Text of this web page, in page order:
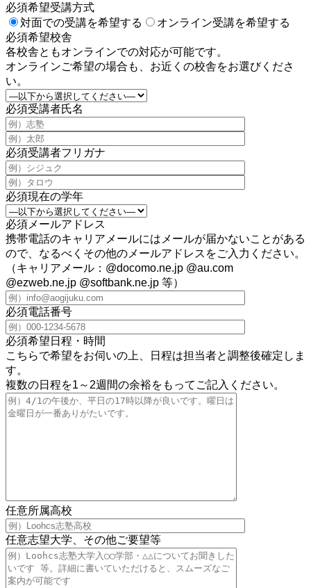
必須希望受講方式
対面での受講を希望する
オンライン受講を希望する
必須希望校舎
各校舎ともオンラインでの対応が可能です。
オンラインご希望の場合も、お近くの校舎をお選びくださ
い。
必須受講者氏名
必須受講者フリガナ
必須現在の学年
必須 メールアドレス
携帯電話のキャリアメールにはメールが届かないことがある
ので、なるべくその他のメールアドレスをご入力ください。
（キャリアメール：@docomo.ne.jp @au.com
@ezweb.ne.jp @softbank.ne.jp 等）
必須電話番号
必須希望日程・時間
こちらで希望をお伺いの上、日程は担当者と調整後確定しま
す。
複数の日程を1～2週間の余裕をもってご記入ください。
任意所属高校
任意志望大学、その他ご要望等